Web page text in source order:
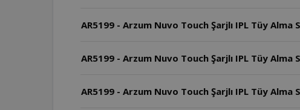
AR5199 - Arzum Nuvo Touch Şarjlı IPL Tüy
AR5199 - Arzum Nuvo Touch Şarjlı IPL Tüy
AR5199 - Arzum Nuvo Touch Şarjlı IPL Tüy